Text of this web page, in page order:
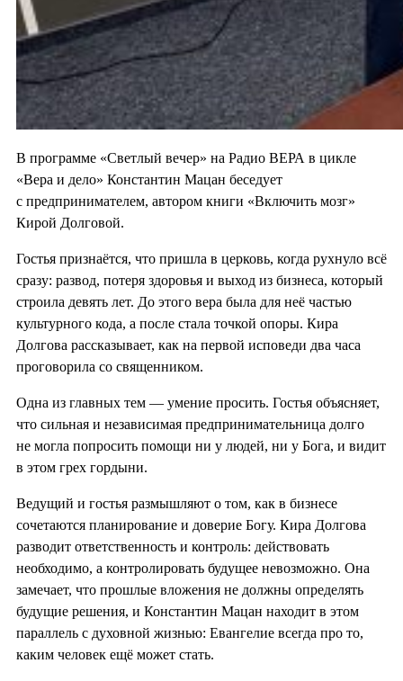
В программе «Светлый вечер» на Радио ВЕРА в цикле
«Вера и дело» Константин Мацан беседует
с предпринимателем, автором книги «Включить мозг»
Кирой Долговой.
Гостья признаётся, что пришла в церковь, когда рухнуло всё
сразу: развод, потеря здоровья и выход из бизнеса, который
строила девять лет. До этого вера была для неё частью
культурного кода, а после стала точкой опоры. Кира
Долгова рассказывает, как на первой исповеди два часа
проговорила со священником.
Одна из главных тем — умение просить. Гостья объясняет,
что сильная и независимая предпринимательница долго
не могла попросить помощи ни у людей, ни у Бога, и видит
в этом грех гордыни.
Ведущий и гостья размышляют о том, как в бизнесе
сочетаются планирование и доверие Богу. Кира Долгова
разводит ответственность и контроль: действовать
необходимо, а контролировать будущее невозможно. Она
замечает, что прошлые вложения не должны определять
будущие решения, и Константин Мацан находит в этом
параллель с духовной жизнью: Евангелие всегда про то,
каким человек ещё может стать.